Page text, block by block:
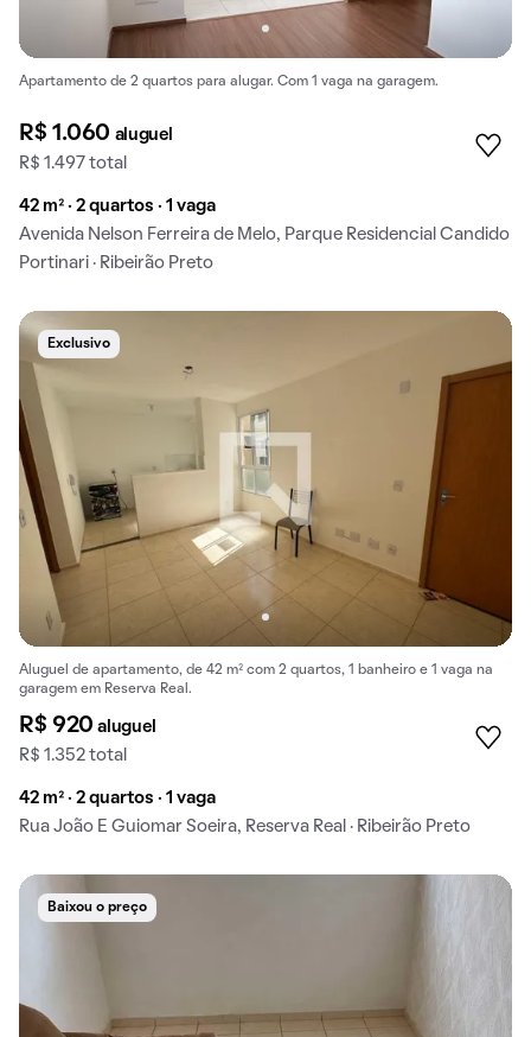
Apartamento de 2 quartos para alugar. Com 1 vaga na garagem.
R$ 1.060 aluguel
R$ 1.497 total
42 m² · 2 quartos · 1 vaga
Avenida Nelson Ferreira de Melo, Parque Residencial Candido
Portinari · Ribeirão Preto
Exclusivo
Aluguel de apartamento, de 42 m² com 2 quartos, 1 banheiro e 1 vaga na
garagem em Reserva Real.
R$ 920aluguel
R$ 1.352 total
42 m² · 2 quartos · 1 vaga
Rua João E Guiomar Soeira, Reserva Real · Ribeirão Preto
Baixou o preço